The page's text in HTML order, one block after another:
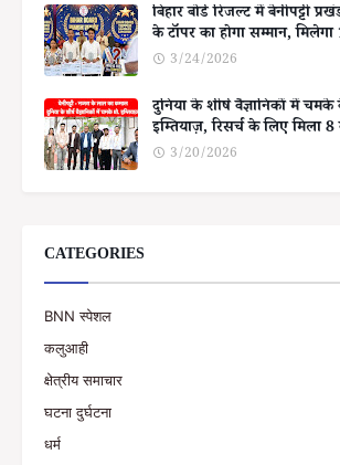
बिहार बोर्ड रिजल्ट में बेनीपट्टी
के टॉपर का होगा सम्मान,
3/24/2026
दुनिया के शीर्ष वैज्ञानिकों में चमके
इम्तियाज़, रिसर्च के लिए मिला
3/20/2026
CATEGORIES
BNN स्पेशल
कलुआही
क्षेत्रीय समाचार
घटना दुर्घटना
धर्म